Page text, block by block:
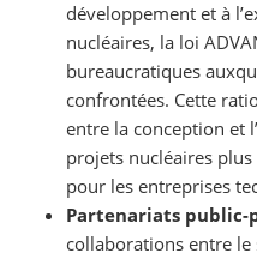
développement et à
nucléaires, la loi
bureaucratiques
confrontées. Cette
entre la conception et
projets nucléaires
pour les entreprises
Partenariats public-
collaborations entre